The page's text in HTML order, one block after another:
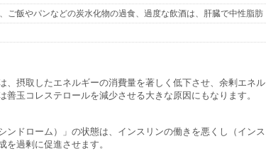
ご飯やパンなどの炭水化物の過食、過度な飲酒は、肝臓で中性脂肪
摂取したエネルギーの消費量を著しく低下させ、余剰エネル
玉コレステロールを減少させる大きな原因にもなります。
ドローム）」の状態は、インスリンの働きを悪くし（インス
を過剰に促進させます。